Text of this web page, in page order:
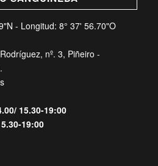
- Longitud: 8° 37' 56.70"O
nº. 3, Piñeiro -
15.30-19:00
19:00